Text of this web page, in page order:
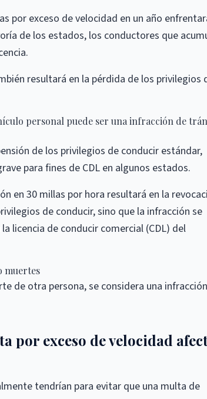
por exceso de velocidad en un año
de los estados, los conductores que
resultará en la pérdida de los privilegios
personal puede ser una infracción de
de los privilegios de conducir estándar,
para fines de CDL en algunos estados.
en 30 millas por hora resultará en la
de conducir, sino que la infracción se
licencia de conducir comercial (CDL) del
muertes
de otra persona, se considera una
por exceso de velocidad
tendrían para evitar que una multa de